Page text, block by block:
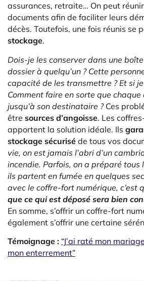
assurances, retraite… On peut réunir
documents afin de faciliter leurs
décès. Toutefois, une fois réunis se
stockage.
Dois-je les conserver dans une
dossier à quelqu’un ? Cette
capacité de les transmettre ? Et si
Comment faire en sorte que
jusqu’à son destinataire ?Ces
être sources d’angoisse. Les
apportent la solution idéale. Ils
stockage sécurisé de tous vos
vie, on est jamais l’abri d’un
incendie. Parfois, on a préparé tous
ils partent en fumée en quelques
avec le coffre-fort numérique, c’est
que ce qui est déposé sera bien
En somme, s’offrir un coffre-fort
également s’offrir une certaine
Témoignage : “J’ai raté mon
mon enterrement”